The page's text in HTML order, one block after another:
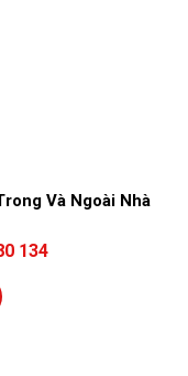
Và Ngoài Nhà
134